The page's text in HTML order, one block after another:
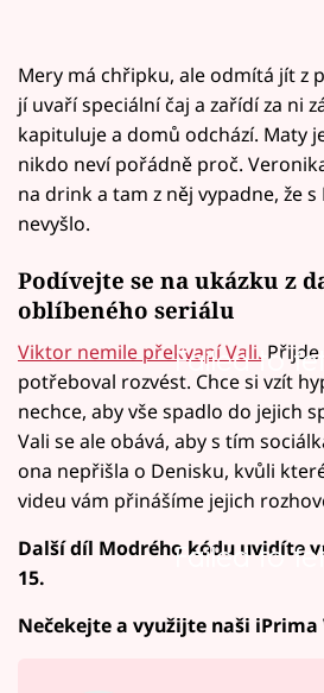
Mery má chřipku, ale odmítá jít z
jí uvaří speciální čaj a zařídí za ni
kapituluje a domů odchází. Maty
nikdo neví pořádně proč.
na drink a tam z něj vypadne, že
nevyšlo.
Podívejte se na ukázku z
oblíbeného seriálu
Failed to
Viktor nemile překvapí Vali. Přijde
potřeboval rozvést. Chce si vzít
nechce, aby vše spadlo do jejich
Vali se ale obává, aby s tím
ona nepřišla o Denisku, kvůli
videu vám přinášíme jejich
Failed to
Další díl Modrého kódu uvidíte
15.
Nečekejte a využijte naši iPrima